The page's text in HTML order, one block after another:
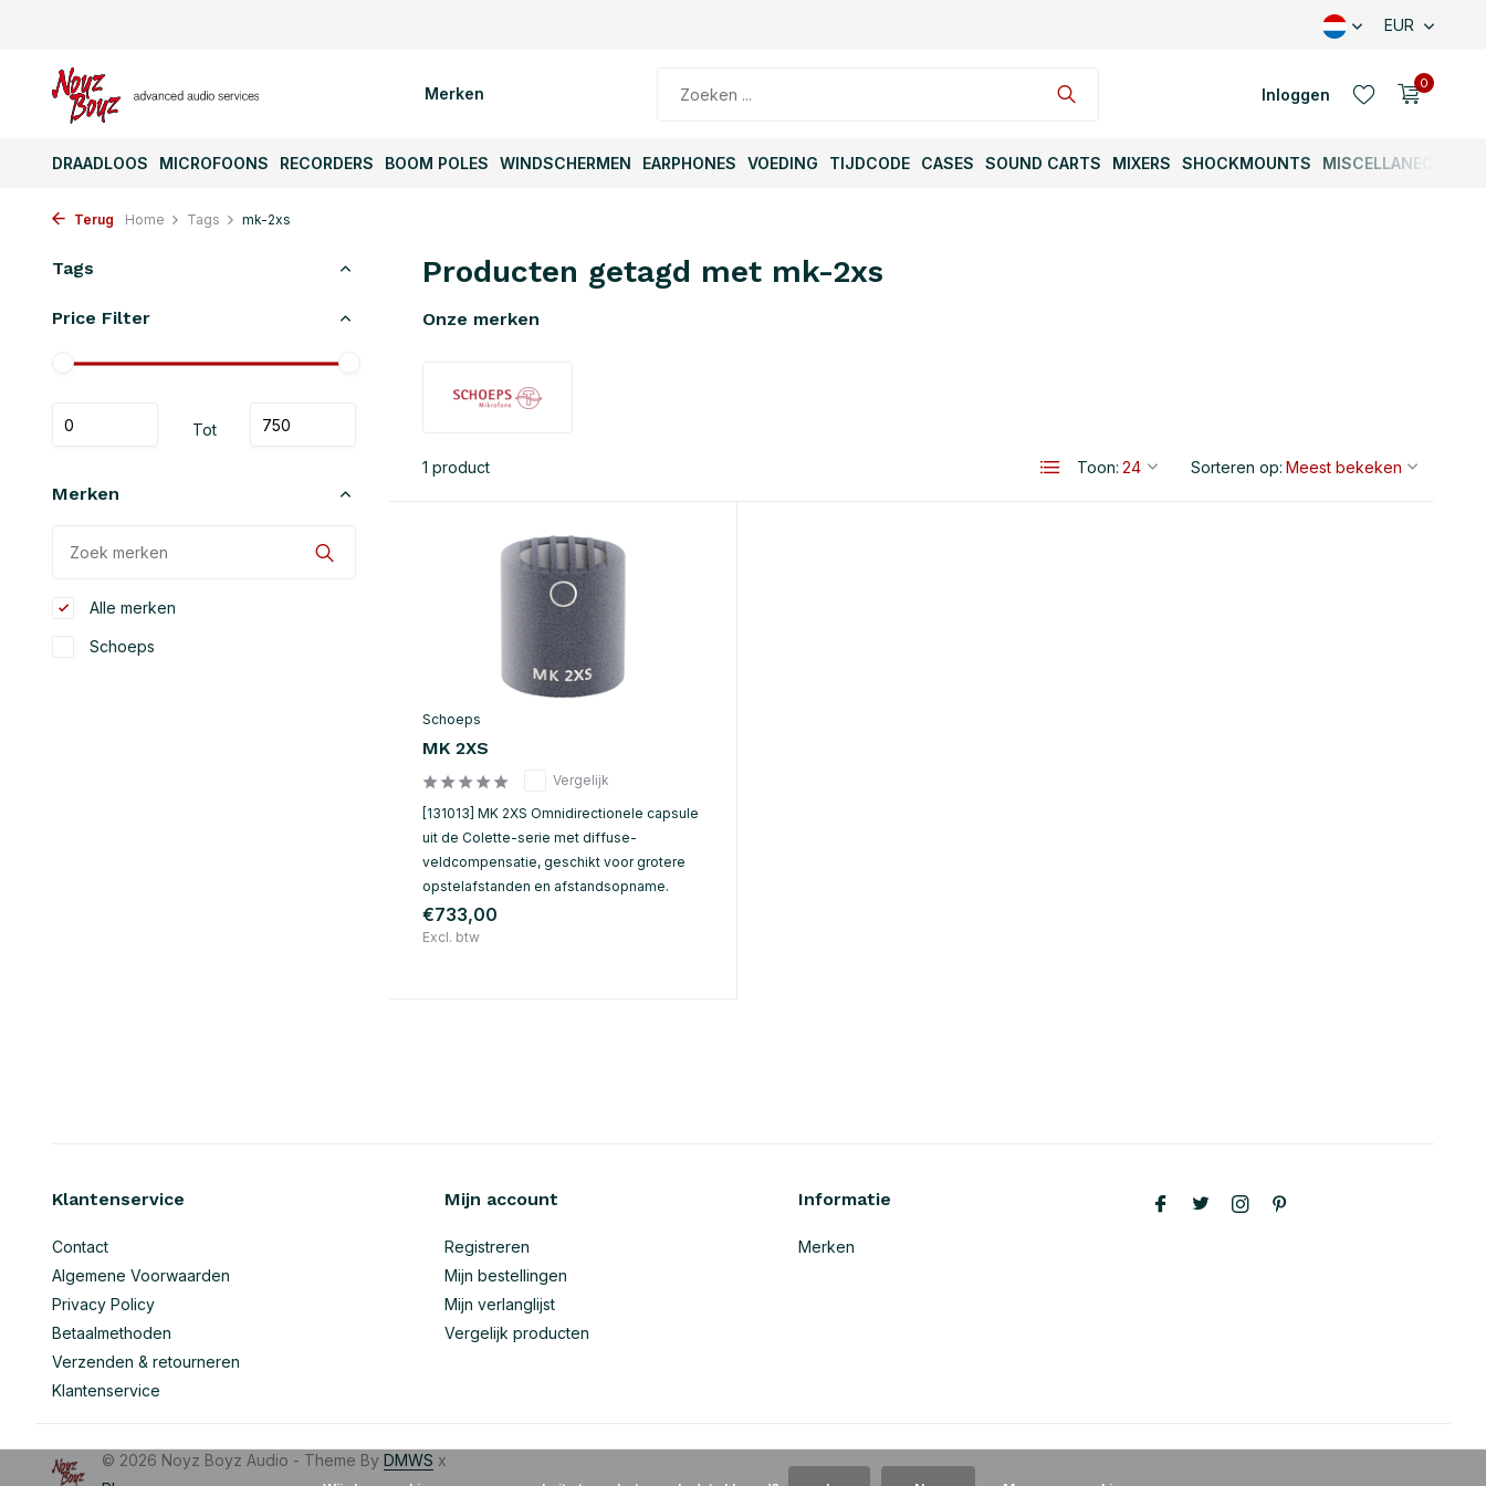
EUR
Merken Inloggen
0
DRAADLOOS MICROFOONS RECORDERS BOOM POLES WINDSCHERMEN EARPHONES VOEDING TIJDCODE CASES SOUND CARTS MIXERS SHOCKMOUNTS MISCELLANEOUS
Terug Home Tags mk-2xs
Tags
Price Filter
Tot
Merken
Alle merken
Schoeps
Producten getagd met mk-2xs
Onze merken
1 product Toon: Sorteren op:
Schoeps
MK 2XS
Vergelijk
[131013] MK 2XS Omnidirectionele capsule
uit de Colette-serie met diffuse-
veldcompensatie, geschikt voor grotere
opstelafstanden en afstandsopname.
€733,00
Excl. btw
Klantenservice
Contact
Algemene Voorwaarden
Privacy Policy
Betaalmethoden
Verzenden & retourneren
Klantenservice
Mijn account
Registreren
Mijn bestellingen
Mijn verlanglijst
Vergelijk producten
Informatie
Merken
© 2026 Noyz Boyz Audio - Theme By DMWS x